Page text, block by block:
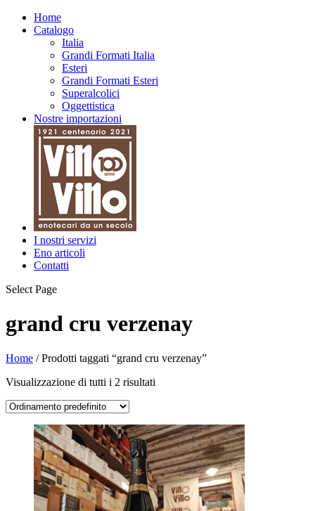
Home
Catalogo
Italia
Grandi Formati Italia
Esteri
Grandi Formati Esteri
Superalcolici
Oggettistica
Nostre importazioni
I nostri servizi
Eno articoli
Contatti
Select Page
grand cru verzenay
Home / Prodotti taggati “grand cru verzenay”
Visualizzazione di tutti i 2 risultati